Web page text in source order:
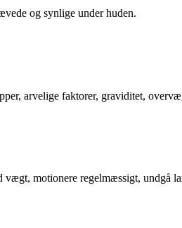
og synlige under huden.
arvelige faktorer, graviditet,
motionere regelmæssigt, undgå